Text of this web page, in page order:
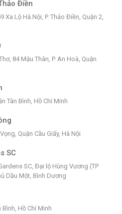
Điền
Xa Lộ Hà.Nội, P. Thảo Điền, Quận 2,
84 Mậu Thân, P. An Hoà, Quận
Tân Bình, Hồ Chí Minh
Quận Cầu Giấy, Hà Nội
SC
SC, Đại lộ Hùng Vương (TP
Dầu Một, Bình Dương
Bình, Hồ Chí Minh